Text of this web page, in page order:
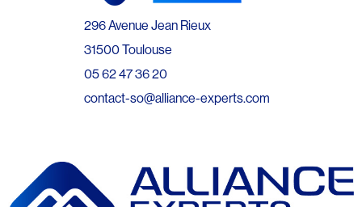
296 Avenue Jean Rieux
31500 Toulouse
05 62 47 36 20
contact-so@alliance-experts.com